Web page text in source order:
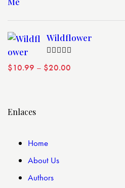
Wildflower
con4.00
$10.99 – $20.00
Enlaces
Home
About Us
Authors